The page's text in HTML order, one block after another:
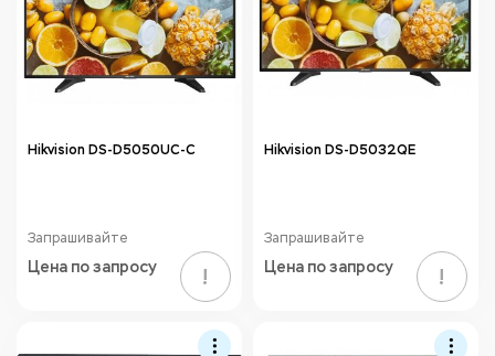
Hikvision DS-D5050UC-C
Запрашивайте
Цена по запросу !
Hikvision DS-D5032QE
Запрашивайте
Цена по запросу !